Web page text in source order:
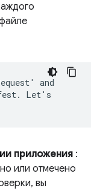
and
Let's
приложения :
или отмечено
вы